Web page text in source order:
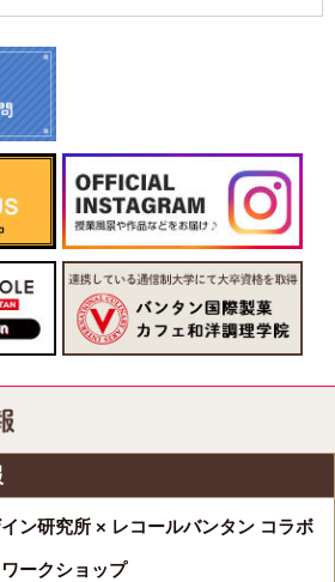
イン研究所 × レコールバンタン コラボ
ークショップ